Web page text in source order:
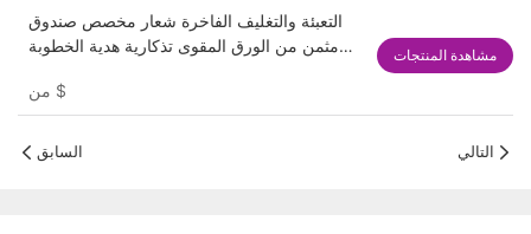
التعبئة والتغليف الفاخرة شعار مخصص صندوق
مثمن من الورق المقوى تذكارية هدية الخطوبة
والتغليف
$
مشاهدة المنتجات
السابق التالي